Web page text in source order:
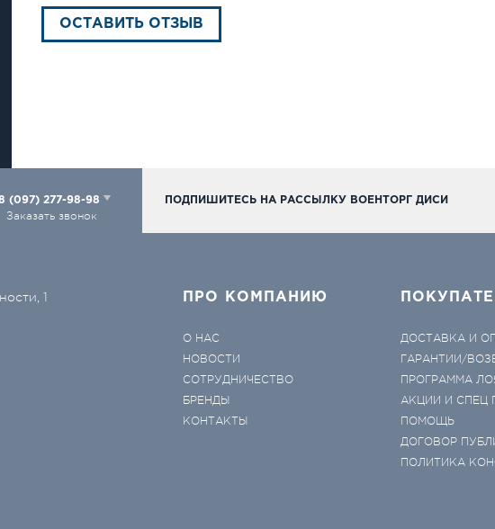
ОСТАВИТЬ ОТЗЫВ
(097) 277-98-98
Заказать звонок
ПОДПИШИТЕСЬ НА РАССЫЛКУ ВОЕНТОРГ ДИСИ
1 ПРО КОМПАНИЮ
О НАС
НОВОСТИ
СОТРУДНИЧЕСТВО
БРЕНДЫ
КОНТАКТЫ
ДОСТАВКА И
ГАРАНТИИ/
ПРОГРАММА
АКЦИИ И СПЕЦ
ПОМОЩЬ
ДОГОВОР
ПОЛИТИКА